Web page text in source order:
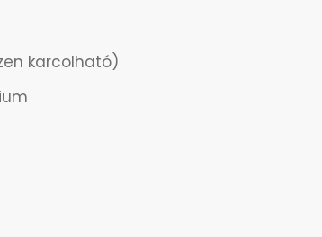
karcolható)